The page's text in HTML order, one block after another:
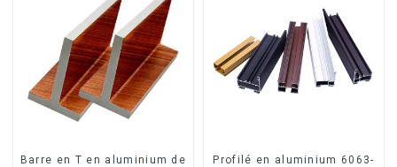
Barre en T en aluminium de
Profilé en aluminium 6063-